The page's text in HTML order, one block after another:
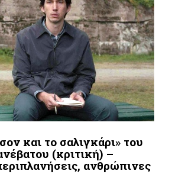
και το σαλιγκάρι» του
(κριτική) –
ανθρώπινες